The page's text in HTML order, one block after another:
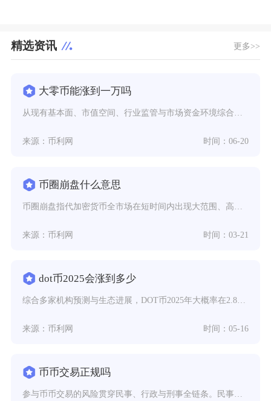
精选资讯 更多>>
大零币能涨到一万吗
从现有基本面、市值空间、行业监管与市场资金环境综合研判，大零币短期内很难涨到一万美元，仅在
来源：币利网 时间：06-20
币圈崩盘什么意思
币圈崩盘指代加密货币全市场在短时间内出现大范围、高幅度的集体价格暴跌，主流币种与绝大多数山
来源：币利网 时间：03-21
dot币2025会涨到多少
综合多家机构预测与生态进展，DOT币2025年大概率在2.8–4.5美元区间波动，中性预期
来源：币利网 时间：05-16
币币交易正规吗
参与币币交易的风险贯穿民事、行政与刑事全链条。民事层面，参与虚拟货币投资交易若违背公序良俗